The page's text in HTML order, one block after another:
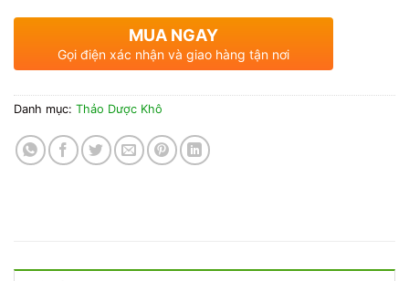
MUA NGAY
Gọi điện xác nhận và giao hàng tận nơi
Danh mục: Thảo Dược Khô